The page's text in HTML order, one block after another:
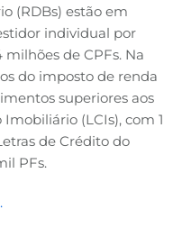
(RDBs) estão em
individual por
de CPFs. Na
do imposto de renda
superiores aos
(LCIs), com 1
de Crédito do
PFs.